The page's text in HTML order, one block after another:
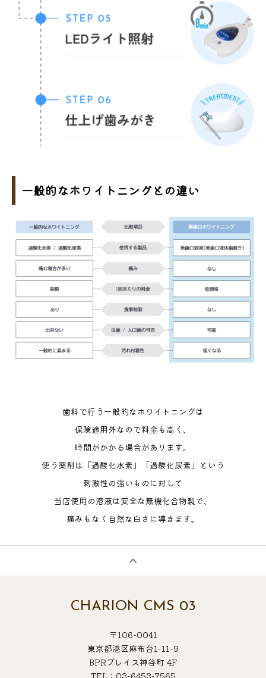
一般的なホワイトニングとの違い
歯科で行う一般的なホワイトニングは
保険適用外なので料金も高く、
時間がかかる場合があります。
使う薬剤は「過酸化水素」「過酸化尿素」という
刺激性の強いものに対して
当店使用の溶液は安全な無機化合物製で、
痛みもなく自然な白さに導きます。
CHARION CMS 03
〒106-0041
東京都港区麻布台1-11-9
BPRプレイス神谷町 4F